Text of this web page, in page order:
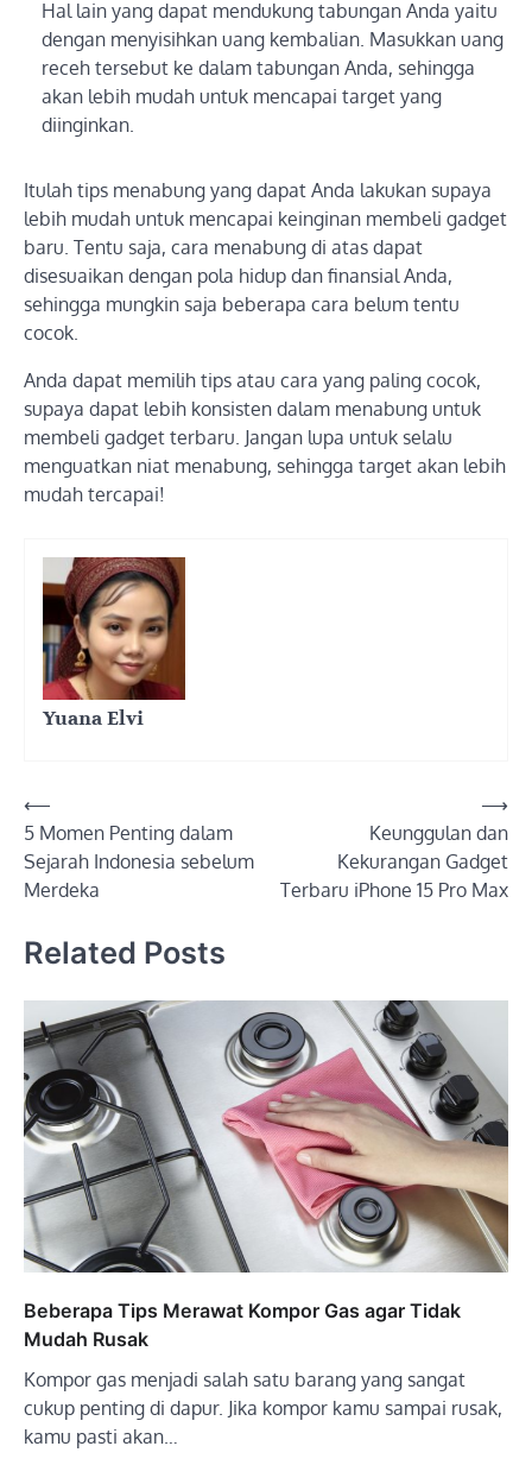
Hal lain yang dapat mendukung tabungan Anda yaitu
dengan menyisihkan uang kembalian. Masukkan uang
receh tersebut ke dalam tabungan Anda, sehingga
akan lebih mudah untuk mencapai target yang
diinginkan.
Itulah tips menabung yang dapat Anda lakukan supaya
lebih mudah untuk mencapai keinginan membeli gadget
baru. Tentu saja, cara menabung di atas dapat
disesuaikan dengan pola hidup dan finansial Anda,
sehingga mungkin saja beberapa cara belum tentu
cocok.
Anda dapat memilih tips atau cara yang paling cocok,
supaya dapat lebih konsisten dalam menabung untuk
membeli gadget terbaru. Jangan lupa untuk selalu
menguatkan niat menabung, sehingga target akan lebih
mudah tercapai!
Yuana Elvi
Post
navigation
⟵
5 Momen Penting dalam
Sejarah Indonesia sebelum
Merdeka
Keunggulan dan
Kekurangan Gadget
Terbaru iPhone 15 Pro Max
⟶
Related Posts
Beberapa Tips Merawat Kompor Gas agar Tidak
Mudah Rusak
Kompor gas menjadi salah satu barang yang sangat
cukup penting di dapur. Jika kompor kamu sampai rusak,
kamu pasti akan…